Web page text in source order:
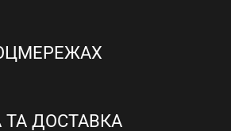
ТА ДОСТАВКА